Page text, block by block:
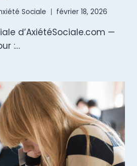
Sociale février 18, 2026
d’AxiétéSociale.com —
:…